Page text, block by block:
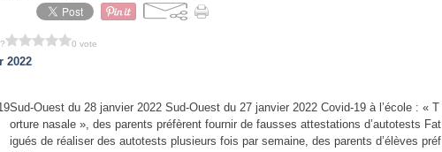
0 vote
2022
Sud-Ouest du 28 janvier 2022 Sud-Ouest du 27 janvier 2022 Covid-19 à l’école : « T
orture nasale », des parents préfèrent fournir de fausses attestations d’autotests Fat
igués de réaliser des autotests plusieurs fois par semaine, des parents d’élèves préf